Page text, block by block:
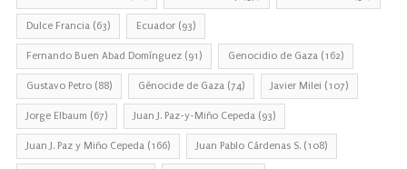
Dulce Francia (63) Ecuador (93)
Fernando Buen Abad Domínguez (91) Genocidio de Gaza (162)
Gustavo Petro (88) Génocide de Gaza (74) Javier Milei (107)
Jorge Elbaum (67) Juan J. Paz-y-Miño Cepeda (93)
Juan J. Paz y Miño Cepeda (166) Juan Pablo Cárdenas S. (108)